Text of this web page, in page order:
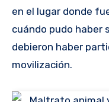
en el lugar donde
cuándo pudo haber
debieron haber
movilización.